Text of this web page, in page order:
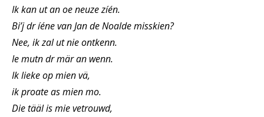
Ik kan ut an oe neuze zíén.
Bi’j dr íéne van Jan de Noalde misskien?
Nee, ik zal ut nie ontkenn.
Ie mutn dr mär an wenn.
Ik lieke op mien vä,
ik proate as mien mo.
Die tääl is mie vetrouwd,